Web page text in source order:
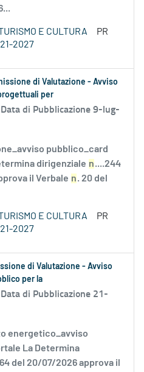
E CULTURA
PR
2027
di Valutazione - Avviso
per
Data di Pubblicazione 9-lug-
pubblico_card
dirigenziale n....244
il Verbale n. 20 del
E CULTURA
PR
2027
di Valutazione - Avviso
per la
Data di Pubblicazione 21-
energetico_avviso
La Determina
del 20/07/2026 approva il